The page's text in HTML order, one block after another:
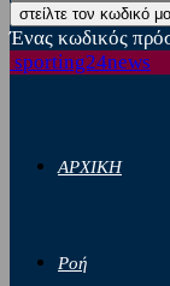
Ένας κωδικός
sporting24news
ΑΡΧΙΚΗ
Ροή